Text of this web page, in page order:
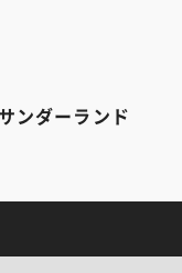
サンダーランド